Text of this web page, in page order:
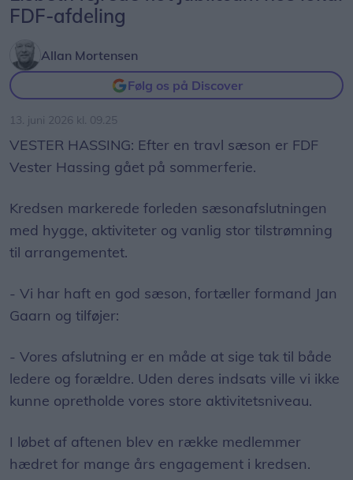
FDF-afdeling
Allan Mortensen
Følg os på Discover
13. juni 2026 kl. 09.25
VESTER HASSING: Efter en travl sæson er FDF
Vester Hassing gået på sommerferie.
Kredsen markerede forleden sæsonafslutningen
med hygge, aktiviteter og vanlig stor tilstrømning
til arrangementet.
- Vi har haft en god sæson, fortæller formand Jan
Gaarn og tilføjer:
- Vores afslutning er en måde at sige tak til både
ledere og forældre. Uden deres indsats ville vi ikke
kunne opretholde vores store aktivitetsniveau.
I løbet af aftenen blev en række medlemmer
hædret for mange års engagement i kredsen.